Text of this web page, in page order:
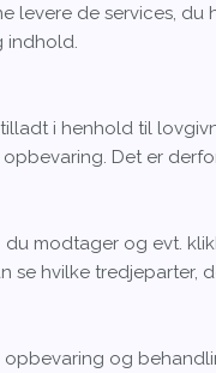
levere de services,
indhold.
i henhold til
Det er
modtager og evt.
hvilke tredjeparter,
og